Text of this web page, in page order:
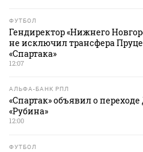
ФУТБОЛ
Гендиректор «Нижнего
не исключил трансфера
«Спартака»
12:07
АЛЬФА-БАНК РПЛ
«Спартак» объявил о
«Рубина»
12:00
ФУТБОЛ